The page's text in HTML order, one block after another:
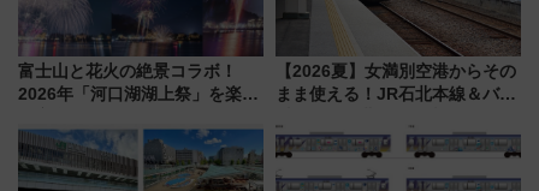
富士山と花火の絶景コラボ！
2026年「河口湖湖上祭」を楽し
ススメ
【2026夏】女満別空港からその
まま使える！JR石北本線＆バス
ーパス」でおトクに道東観光
（8/3発売）